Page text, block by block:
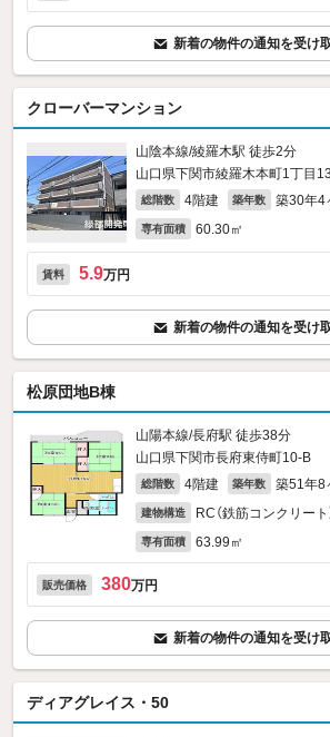
新着の物件の通知を受け
クローバーマンション
山陰本線/綾羅木駅 徒歩2分
山口県下関市綾羅木本町1丁目
総階数 4階建 築年数 築30年4
専有面積 60.30㎡
賃料 5.9万円
新着の物件の通知を受け
松原団地B棟
山陽本線/長府駅 徒歩38分
山口県下関市長府東侍町10-B
総階数 4階建 築年数 築51年8
建物構造 RC（鉄筋コンクリート
専有面積 63.99㎡
販売価格 380万円
新着の物件の通知を受け
ディアグレイス・50